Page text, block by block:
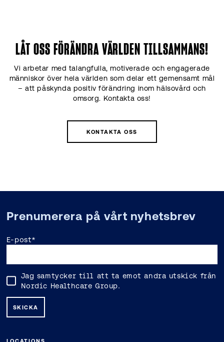
LÅT OSS FÖRÄNDRA VÄRLDEN TILLSAMMANS!
Vi arbetar med talangfulla, motiverade och engagerade
människor över hela världen som delar ett gemensamt mål
– att påskynda positiv förändring inom hälsovård och
omsorg. Kontakta oss!
KONTAKTA OSS
Prenumerera på vårt nyhetsbrev
E-post*
Jag samtycker till att ta emot andra utskick från
Nordic Healthcare Group.
LOCATIONS